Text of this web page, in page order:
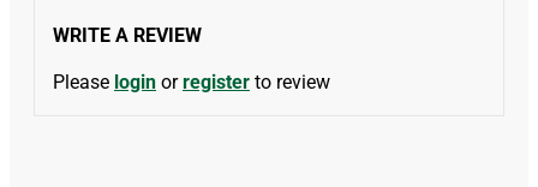
WRITE A REVIEW
Please login orregister to review